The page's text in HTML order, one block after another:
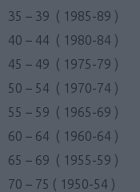
35 – 39 ( 1985-89 )
40 – 44 ( 1980-84 )
45 – 49 ( 1975-79 )
50 – 54 ( 1970-74 )
55 – 59 ( 1965-69 )
60 – 64 ( 1960-64 )
65 – 69 ( 1955-59 )
70 – 75 ( 1950-54 )